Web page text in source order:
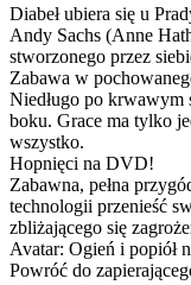
Diabeł ubiera się u
Andy Sachs (Anne
stworzonego przez
Zabawa w
Niedługo po krwawym
boku. Grace ma tylko
wszystko.
Hopnięci na DVD!
Zabawna, pełna
technologii przenieść
zbliżającego się
Avatar: Ogień i
Powróć do